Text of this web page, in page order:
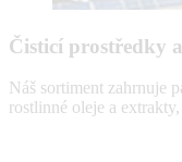
Čisticí prostředky
Náš sortiment zahrnuje
rostlinné oleje a